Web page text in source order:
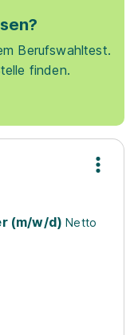
Berufswahltest.
finden.
(m/w/d) Netto